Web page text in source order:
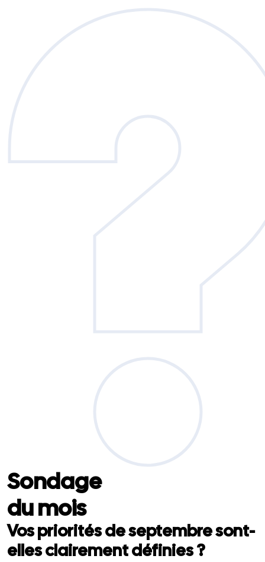
Sondage
du mois
Vos priorités de septembre sont-
elles clairement définies ?